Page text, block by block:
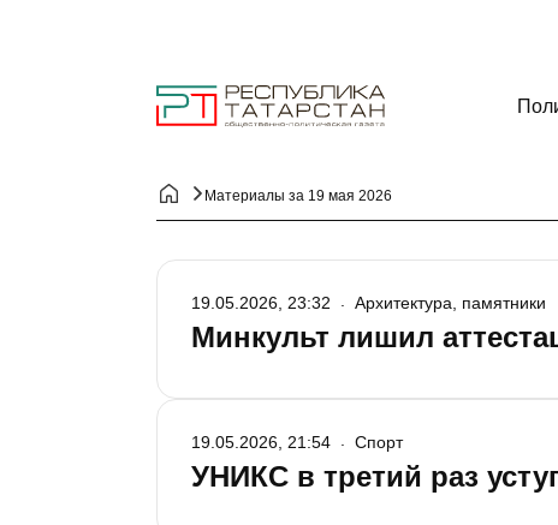
Материалы за 19 мая 2026
Минкульт лишил
19.05.2026, 23:32 Архитектура, памятники
УНИКС в третий раз
19.05.2026, 21:54 Спорт